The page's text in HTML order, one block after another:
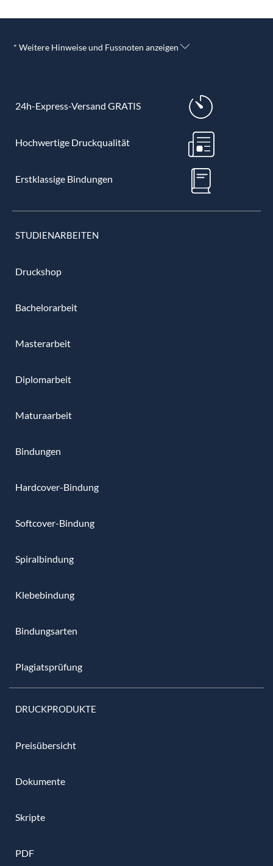
* Weitere Hinweise und Fussnoten anzeigen
24h-Express-Versand GRATIS
Hochwertige Druckqualität
Erstklassige Bindungen
STUDIENARBEITEN
Druckshop
Bachelorarbeit
Masterarbeit
Diplomarbeit
Maturaarbeit
Bindungen
Hardcover-Bindung
Softcover-Bindung
Spiralbindung
Klebebindung
Bindungsarten
Plagiatsprüfung
DRUCKPRODUKTE
Preisübersicht
Dokumente
Skripte
PDF